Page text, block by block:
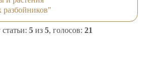
разбойников"
5 из 5, голосов: 21